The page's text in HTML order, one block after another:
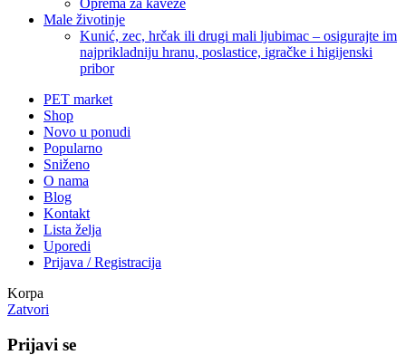
Oprema za kaveze
Male životinje
Kunić, zec, hrčak ili drugi mali ljubimac – osigurajte im
najprikladniju hranu, poslastice, igračke i higijenski
pribor
PET market
Shop
Novo u ponudi
Popularno
Sniženo
O nama
Blog
Kontakt
Lista želja
Uporedi
Prijava / Registracija
Korpa
Zatvori
Prijavi se